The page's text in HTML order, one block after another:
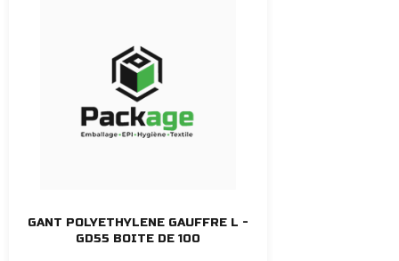
GANT POLYETHYLENE GAUFFRE L -
GD55 BOITE DE 100